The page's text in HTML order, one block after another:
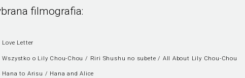
filmografia:
Love Letter
Wszystko o Lily Chou-Chou / Riri Shushu no subete / All About Lily Chou-Chou
Hana to Arisu / Hana and Alice